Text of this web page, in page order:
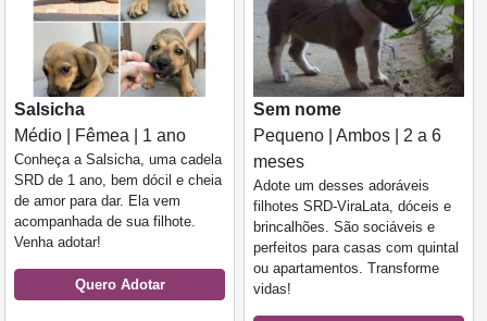
Salsicha
Médio | Fêmea | 1 ano
Conheça a Salsicha, uma cadela
SRD de 1 ano, bem dócil e cheia
de amor para dar. Ela vem
acompanhada de sua filhote.
Venha adotar!
Quero Adotar
Sem nome
Pequeno | Ambos | 2 a 6
meses
Adote um desses adoráveis
filhotes SRD-ViraLata, dóceis e
brincalhões. São sociáveis e
perfeitos para casas com quintal
ou apartamentos. Transforme
vidas!